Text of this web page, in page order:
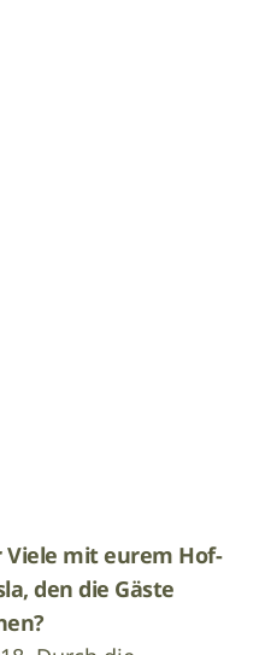
mit eurem Hof-
den die Gäste